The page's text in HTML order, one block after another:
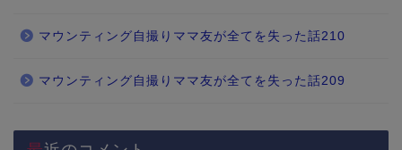
マウンティング自撮りママ友が全てを失った話210
マウンティング自撮りママ友が全てを失った話209